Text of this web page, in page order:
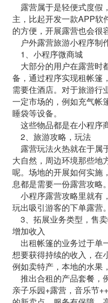
露营属于是轻便式度假
主，比起开发一款APP软
的方便，开展露营也会很
户外露营旅游小程序制
1、小程序微商城
大部分的用户在露营时
备，通过程序实现租帐篷
需要住酒店。对于旅游行
一定市场的，例如充气帐
睡袋等设备。
这些物品都是在小程序
2、旅游攻略，玩法
露营玩法火热就在于属
大自然，周边环境那些地
呢。场地的开展如何实施
息都是需要一份露营攻略。
小程序露营攻略里就有
玩出吸引游客的下单露营。
3、拓展业务类型，售
增加收入
出租帐篷的业务过于单
想要获得持续的收入，在
例如卖特产，本地的水果
推出合租的产品套餐，
亲子乐园+露营，音乐节